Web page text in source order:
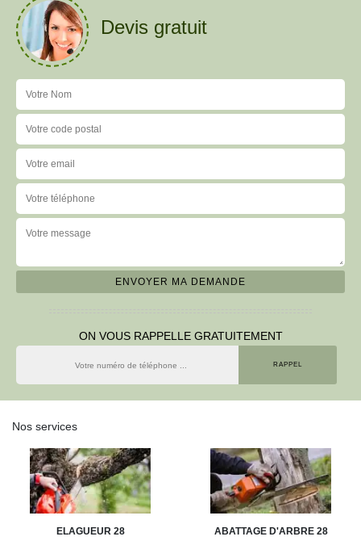
Devis gratuit
ON VOUS RAPPELLE GRATUITEMENT
Nos services
ELAGUEUR 28 ABATTAGE D'ARBRE 28